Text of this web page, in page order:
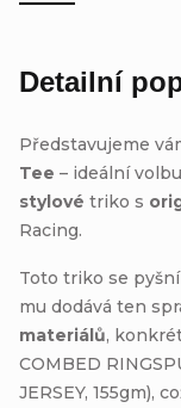
Detailní
Představujeme
Tee – ideální
stylové triko s
Racing.
Toto triko se pyšní
mu dodává ten
materiálů,
COMBED
JERSEY, 155gm),